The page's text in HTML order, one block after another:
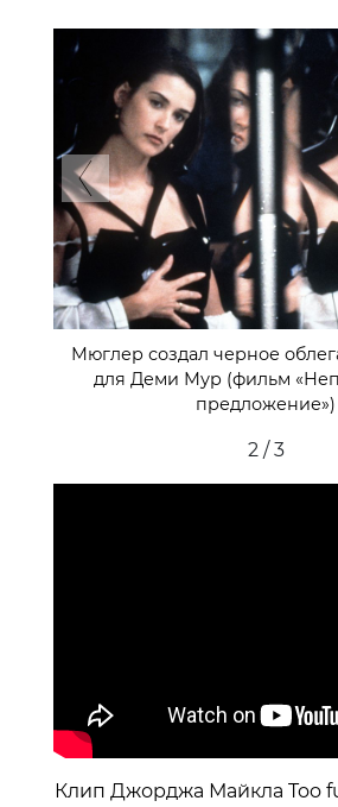
Мюглер создал черное
для Деми Мур (фильм
предложение»)
Previous
2 / 3
Клип Джорджа Майкла Too